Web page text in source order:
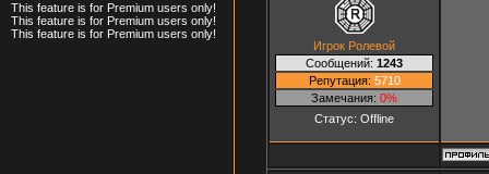
This feature is for Premium users only!
This feature is for Premium users only!
This feature is for Premium users only!
Игрок Ролевой
Сообщений: 1243
Репутация: 5710
Замечания: 0%
Статус: Offline